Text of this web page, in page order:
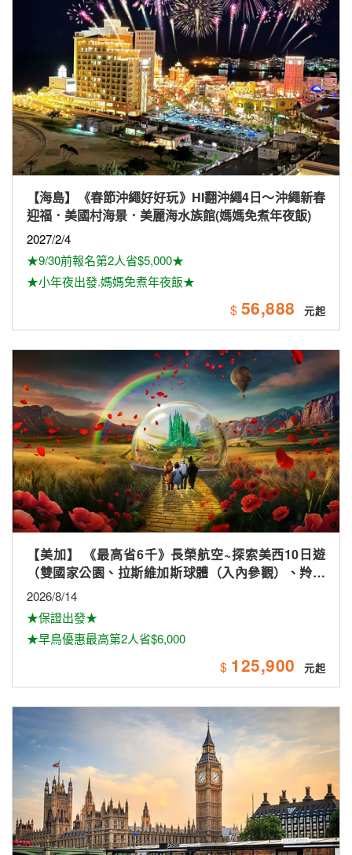
【海島】《春節沖繩好好玩》HI翻沖繩4日～沖繩新春
迎福．美國村海景．美麗海水族館(媽媽免煮年夜飯)
2027/2/4
★9/30前報名第2人省$5,000★
★小年夜出發.媽媽免煮年夜飯★
$ 56,888
【美加】 《最高省6千》長榮航空~探索美西10日遊
（雙國家公園、拉斯維加斯球體（入內參觀）、羚羊
峽谷雙奇觀、環球影城）
2026/8/14
★保證出發★
★早鳥優惠最高第2人省$6,000
$ 125,900